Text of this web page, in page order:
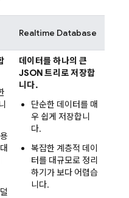
Realtime Database
데이터를 하나의 큰
JSON 트리로 저장합
니다.
단순한 데이터를 매
우 쉽게 저장합니
다.
복잡한 계층적 데이
터를 대규모로 정리
하기가 보다 어렵습
니다.